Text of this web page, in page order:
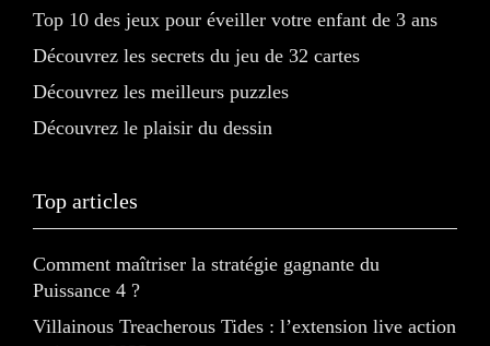
Top 10 des jeux pour éveiller votre enfant de 3 ans
Découvrez les secrets du jeu de 32 cartes
Découvrez les meilleurs puzzles
Découvrez le plaisir du dessin
Top articles
Comment maîtriser la stratégie gagnante du
Puissance 4 ?
Villainous Treacherous Tides : l’extension live action